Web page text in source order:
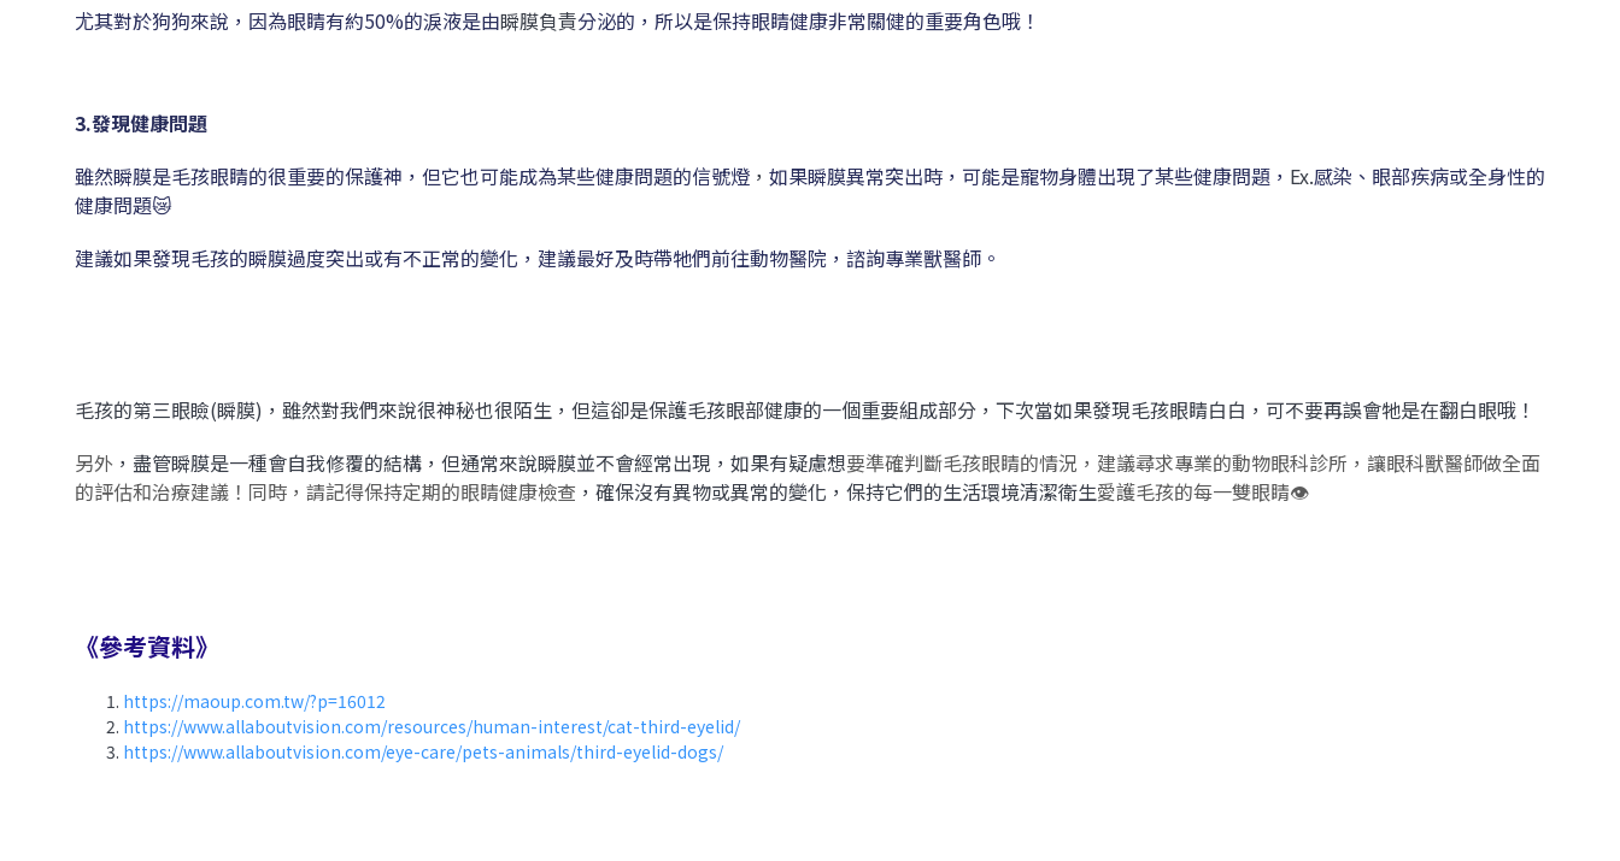
尤其對於狗狗來說，因為眼睛有約50%的淚液是由瞬膜負責分泌的，所以是保持眼睛健康非常關健的重要角色哦！
3.發現健康問題
雖然瞬膜是毛孩眼睛的很重要的保護神，但它也可能成為某些健康問題的信號燈 ， 如果瞬膜異常突出時，可能是寵物身體出現了某些健康問題， Ex.感染、眼部疾病或全身性的
健康問題😿
建議如果發現毛孩的瞬膜過度突出或有不正常的變化，建議最好及時帶牠們前往動物醫院，諮詢專業獸醫師。
毛孩的第三眼瞼(瞬膜)，雖然對我們來說很神秘也很陌生，但這卻是保護毛孩眼部健康的一個重要組成部分，下次當如果發現毛孩眼睛白白，可不要再誤會牠是在翻白眼哦！
另外 ，盡管瞬膜是一種會自我修覆的結構，但通常來說瞬膜並不會經常出現，如果有疑慮想要準確判斷毛孩眼睛的情況，建議尋求專業的動物眼科診所，讓眼科獸醫師做全面
的評估和治療建議！同時，請記得保持定期的眼睛健康檢查 ，確保沒有異物或異常的變化，保持它們的生活環境清潔衛生愛護毛孩的每一雙眼睛👁️
《參考資料》
https://maoup.com.tw/?p=16012
https://www.allaboutvision.com/resources/human-interest/cat-third-eyelid/
https://www.allaboutvision.com/eye-care/pets-animals/third-eyelid-dogs/